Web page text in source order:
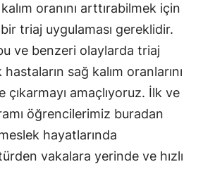
Zonguldak
Aksaray
Bayburt
Karaman
Batman
oranını arttırabilmek için
bir triaj uygulaması gereklidir.
ve benzeri olaylarda triaj
sağ kalım oranlarını
çıkarmayı amaçlıyoruz. İlk ve
öğrencilerimiz buradan
hayatlarında
vakalara yerinde ve hızlı